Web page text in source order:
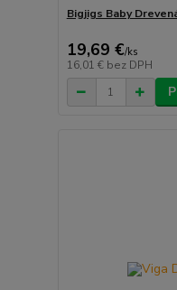
Bigjigs Baby
19,69 €/ks
16,01 € bez DPH